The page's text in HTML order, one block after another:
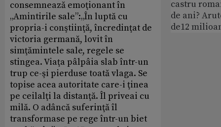
consemnează emoţionant în
„Amintirile sale”:„În luptă cu
propria-i conştiinţă, încredinţat de
victoria germană, lovit în
simţămintele sale, regele se
stingea. Viaţa pâlpâia slab într-un
trup ce-şi pierduse toată vlaga. Se
topise acea autoritate care-i ţinea
pe ceilalţi la distanţă. Îl priveai cu
milă. O adâncă suferinţă îl
transformase pe rege într-un biet
castru
de ani?
de12